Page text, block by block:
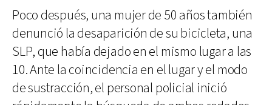
Poco después, una mujer de 50 años también
denunció la desaparición de su bicicleta, una
SLP, que había dejado en el mismo lugar a las
10. Ante la coincidencia en el lugar y el modo
de sustracción, el personal policial inició